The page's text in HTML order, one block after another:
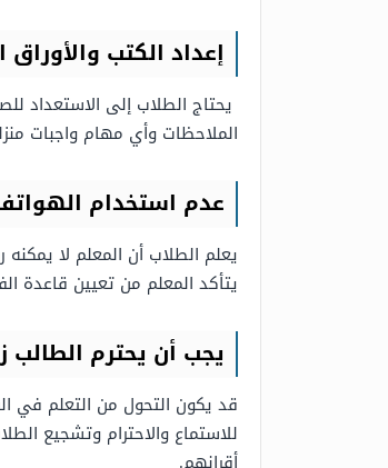
إعداد الكتب
يحتاج الطلاب إلى الاستعداد
الملاحظات وأي مهام واجبات
عدم استخدام
يعلم الطلاب أن المعلم لا يمكنه
يتأكد المعلم من تعيين قاعدة
يجب أن يحترم
قد يكون التحول من التعلم في
للاستماع والاحترام وتشجيع